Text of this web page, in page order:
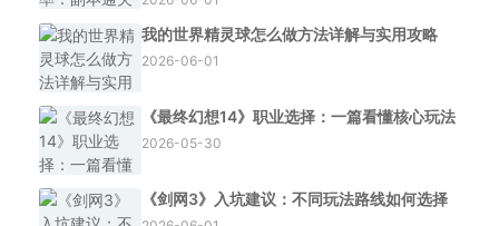
我的世界精灵球怎么做方法详解与实用攻略
2026-06-01
《最终幻想14》职业选择：一篇看懂核心玩法
2026-05-30
《剑网3》入坑建议：不同玩法路线如何选择